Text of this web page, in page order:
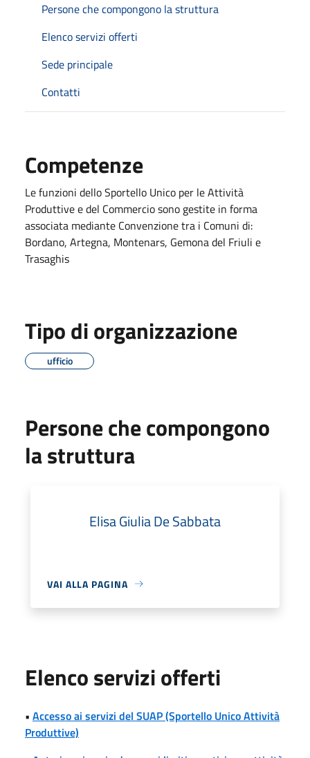
Persone che compongono la struttura
Elenco servizi offerti
Sede principale
Contatti
Competenze
Le funzioni dello Sportello Unico per le Attività
Produttive e del Commercio sono gestite in forma
associata mediante Convenzione tra i Comuni di:
Bordano, Artegna, Montenars, Gemona del Friuli e
Trasaghis
Tipo di organizzazione
ufficio
Persone che compongono
la struttura
Elisa Giulia De Sabbata
VAI ALLA PAGINA
Elenco servizi offerti
• Accesso ai servizi del SUAP (Sportello Unico Attività
Produttive)